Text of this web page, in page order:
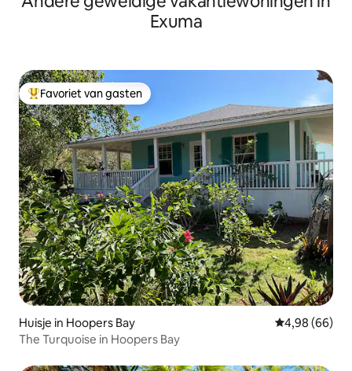
Exuma
Topfavoriet van gasten
Favoriet van gasten
Huisje in Hoopers Bay Gemiddelde
4,98 (66)
The Turquoise in Hoopers Bay